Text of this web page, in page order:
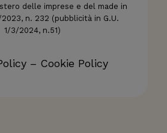
delle imprese e del made in
n. 232 (pubblicità in G.U.
1/3/2024, n.51)
– Cookie Policy